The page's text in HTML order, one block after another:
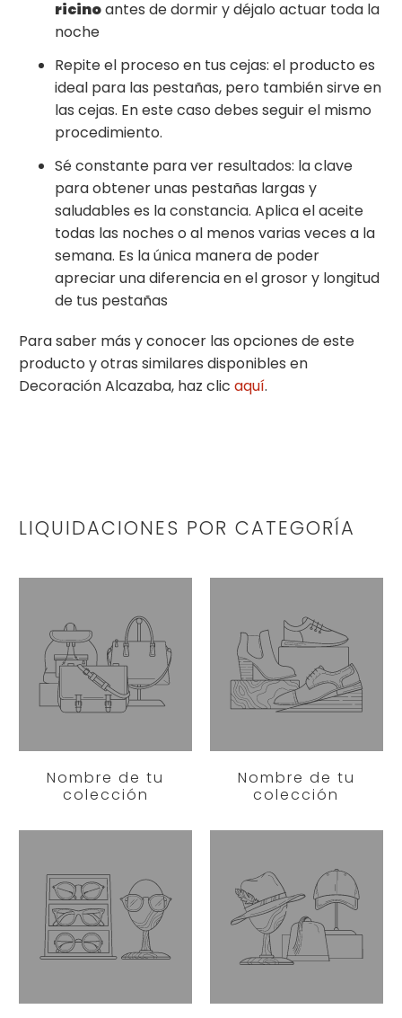
ricinoantes de dormir y déjalo actuar toda la
noche
Repite el proceso en tus cejas: el producto es
ideal para las pestañas, pero también sirve en
las cejas. En este caso debes seguir el mismo
procedimiento.
Sé constante para ver resultados: la clave
para obtener unas pestañas largas y
saludables es la constancia. Aplica el aceite
todas las noches o al menos varias veces a la
semana. Es la única manera de poder
apreciar una diferencia en el grosor y longitud
de tus pestañas
Para saber más y conocer las opciones de este
producto y otras similares disponibles en
Decoración Alcazaba, haz clicaquí.
LIQUIDACIONES POR CATEGORÍA
Nombre de tu
colección
Nombre de tu
colección